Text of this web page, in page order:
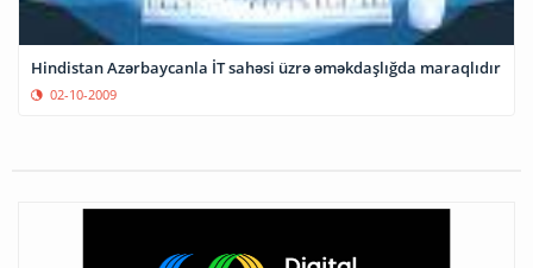
Hindistan Azərbaycanla İT sahəsi üzrə əməkdaşlığda maraqlıdır
02-10-2009